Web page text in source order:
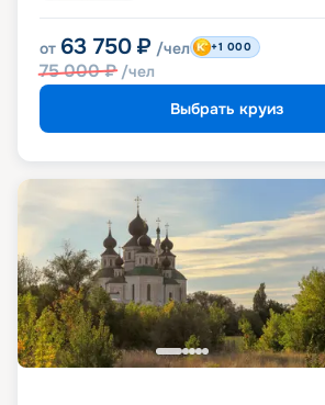
от 63 750 ₽ /чел
75 000₽ /чел
+1 000
Выбрать круиз